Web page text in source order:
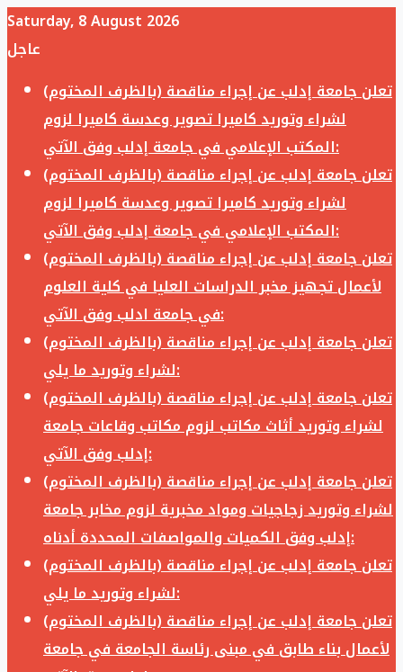
Saturday, 8 August 2026
عاجل
تعلن جامعة إدلب عن إجراء مناقصة (بالظرف المختوم)
لشراء وتوريد كاميرا تصوير وعدسة كاميرا لزوم
المكتب الإعلامي في جامعة إدلب وفق الآتي:
تعلن جامعة إدلب عن إجراء مناقصة (بالظرف المختوم)
لشراء وتوريد كاميرا تصوير وعدسة كاميرا لزوم
المكتب الإعلامي في جامعة إدلب وفق الآتي:
تعلن جامعة إدلب عن إجراء مناقصة (بالظرف المختوم)
لأعمال تجهيز مخبر الدراسات العليا في كلية العلوم
في جامعة ادلب وفق الآتي:
تعلن جامعة إدلب عن إجراء مناقصة (بالظرف المختوم)
لشراء وتوريد ما يلي:
تعلن جامعة إدلب عن إجراء مناقصة (بالظرف المختوم)
لشراء وتوريد أثاث مكاتب لزوم مكاتب وقاعات جامعة
إدلب وفق الآتي:
تعلن جامعة إدلب عن إجراء مناقصة (بالظرف المختوم)
لشراء وتوريد زجاجيات ومواد مخبرية لزوم مخابر جامعة
إدلب وفق الكميات والمواصفات المحددة أدناه:
تعلن جامعة إدلب عن إجراء مناقصة (بالظرف المختوم)
لشراء وتوريد ما يلي:
تعلن جامعة إدلب عن إجراء مناقصة (بالظرف المختوم)
لأعمال بناء طابق في مبنى رئاسة الجامعة في جامعة